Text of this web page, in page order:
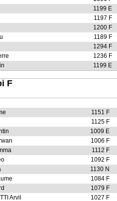
1199 E
1197 F
1200 F
1189 F
1294 F
1236 F
1199 E
F
1151 F
1125 F
1009 E
1006 F
1112 F
1092 F
1130 N
1084 F
1079 F
Arvil 1027 F